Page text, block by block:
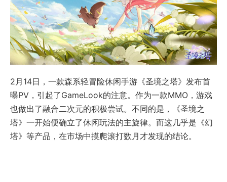
2月14日，一款森系轻冒险休闲手游《圣境之塔》发布首
曝PV，引起了GameLook的注意。作为一款MMO，游戏
也做出了融合二次元的积极尝试。不同的是，《圣境之
塔》一开始便确立了休闲玩法的主旋律。而这几乎是《幻
塔》等产品，在市场中摸爬滚打数月才发现的结论。